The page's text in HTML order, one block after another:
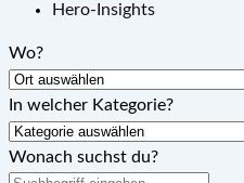
Hero-Insights
Wo?
In welcher Kategorie?
Wonach suchst du?